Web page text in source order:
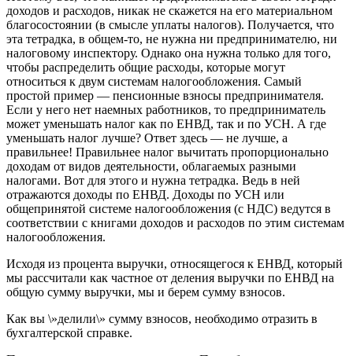
доходов и расходов, никак не скажется на его материальном
благосостоянии (в смысле уплаты налогов). Получается, что
эта тетрадка, в общем-то, не нужна ни предпринимателю, ни
налоговому инспектору. Однако она нужна только для того,
чтобы распределить общие расходы, которые могут
относиться к двум системам налогообложения. Самый
простой пример — пенсионные взносы предпринимателя.
Если у него нет наемных работников, то предприниматель
может уменьшать налог как по ЕНВД, так и по УСН. А где
уменьшать налог лучше? Ответ здесь — не лучше, а
правильнее! Правильнее налог вычитать пропорционально
доходам от видов деятельности, облагаемых разными
налогами. Вот для этого и нужна тетрадка. Ведь в ней
отражаются доходы по ЕНВД. Доходы по УСН или
общепринятой системе налогообложения (с НДС) ведутся в
соответствии с книгами доходов и расходов по этим системам
налогообложения.
Исходя из процента выручки, относящегося к ЕНВД, который
мы рассчитали как частное от деления выручки по ЕНВД на
общую сумму выручки, мы и берем сумму взносов.
Как вы \»делили\» сумму взносов, необходимо отразить в
бухгалтерской справке.